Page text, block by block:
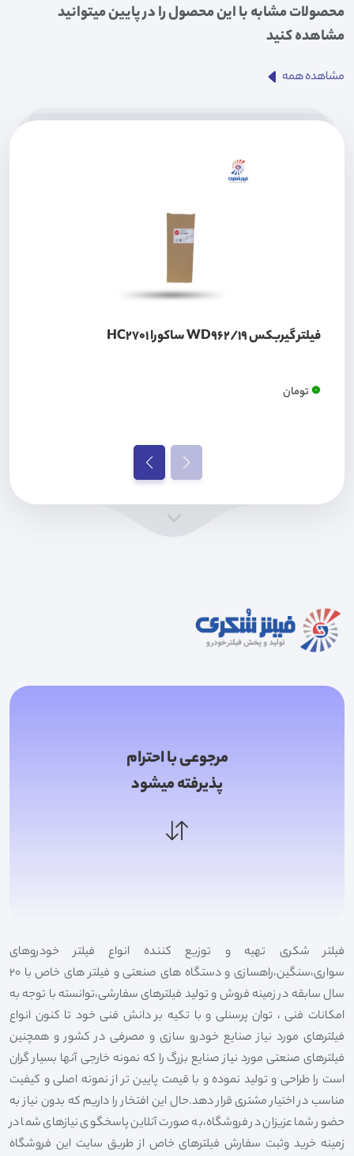
محصولات مشابه با این محصول را در پایین میتوانید
مشاهده کنید
مشاهده همه
فیلتر گیربکس WD962/19 ساکورا HC2701
0تومان
مرجوعی با احترام
پذیرفته میشود
فیلتر شکری تهیه و توزیع کننده انواع فیلتر خودروهای
سواری،سنگین،راهسازی و دستگاه های صنعتی و فیلتر های خاص با 20
سال سابقه در زمینه فروش و تولید فیلترهای سفارشی،توانسته با توجه به
امکانات فنی ، توان پرسنلی و با تکیه بر دانش فنی خود تا کنون انواع
فیلترهای مورد نیاز صنایع خودرو سازی و مصرفی در کشور و همچنین
فیلترهای صنعتی مورد نیاز صنایع بزرگ را که نمونه خارجی آنها بسیار گران
است را طراحی و تولید نموده و با قیمت پایین تر از نمونه اصلی و کیفیت
مناسب در اختیار مشتری قرار دهد.حال این افتخار را داریم که بدون نیاز به
حضور شما عزیزان در فروشگاه،به صورت آنلاین پاسخگوی نیازهای شما در
زمینه خرید وثبت سفارش فیلترهای خاص از طریق سایت این فروشگاه